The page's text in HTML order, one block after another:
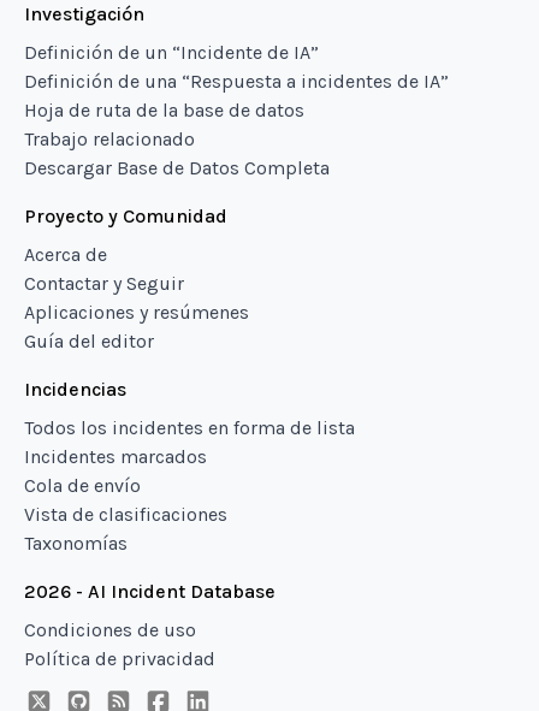
Investigación
Definición de un “Incidente de IA”
Definición de una “Respuesta a incidentes de IA”
Hoja de ruta de la base de datos
Trabajo relacionado
Descargar Base de Datos Completa
Proyecto y Comunidad
Acerca de
Contactar y Seguir
Aplicaciones y resúmenes
Guía del editor
Incidencias
Todos los incidentes en forma de lista
Incidentes marcados
Cola de envío
Vista de clasificaciones
Taxonomías
2026 - AI Incident Database
Condiciones de uso
Política de privacidad